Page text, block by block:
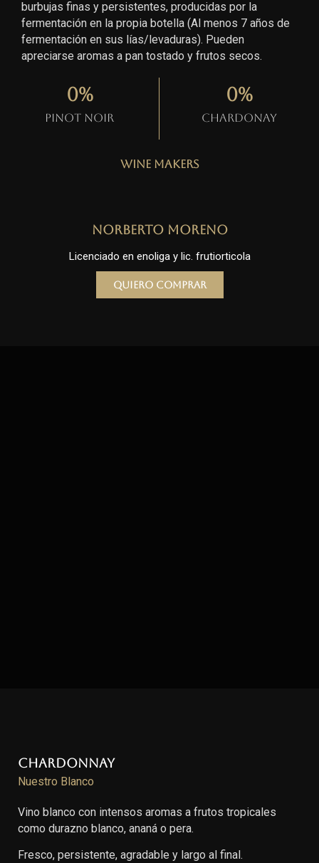
burbujas finas y persistentes, producidas por la
fermentación en la propia botella (Al menos 7 años de
fermentación en sus lías/levaduras). Pueden
apreciarse aromas a pan tostado y frutos secos.
Pinot Noir
0%
Chardonay
0%
Wine Makers
Norberto Moreno
Licenciado en enoliga y lic. frutiorticola
Quiero comprar
Chardonnay
Nuestro Blanco
Vino blanco con intensos aromas a frutos tropicales
como durazno blanco, ananá o pera.
Fresco, persistente, agradable y largo al final.